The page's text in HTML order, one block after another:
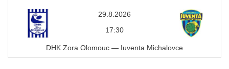
29.8.2026
17:30
DHK Zora Olomouc — Iuventa Michalovce